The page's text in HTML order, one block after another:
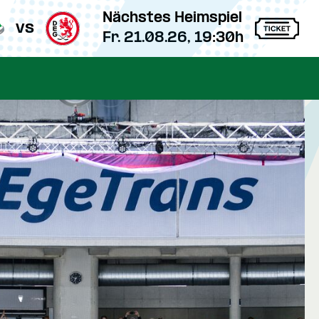
vs
Nächstes Heimspiel
Fr. 21.08.26, 19:30h